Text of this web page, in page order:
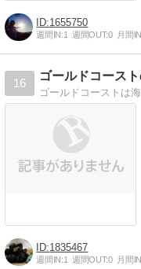
1655750
週間IN:1 週間OUT:0 月間
16
ゴールドコース
1835467
週間IN:1 週間OUT:0 月間